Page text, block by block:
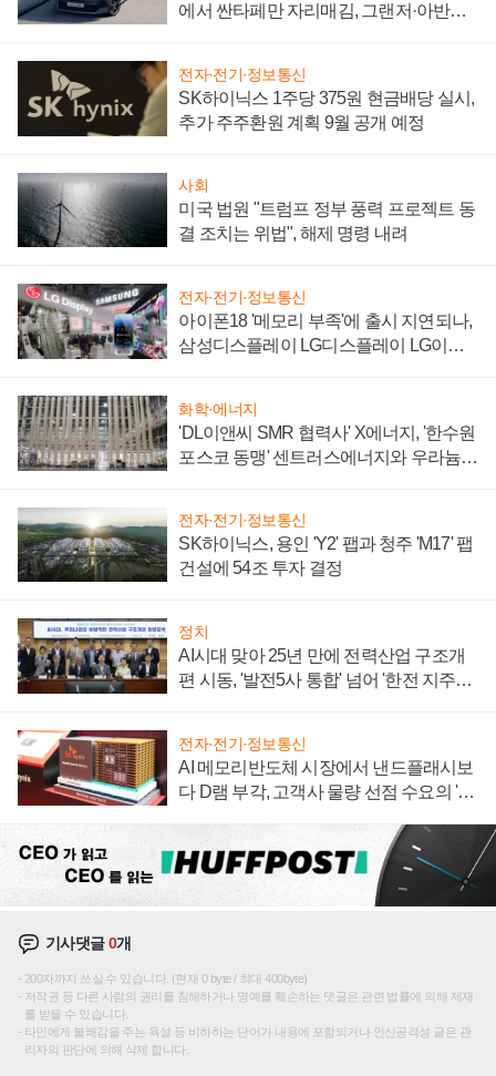
에서 싼타페만 자리매김, 그랜저·아반떼
전자·전기·정보통신
SK하이닉스 1주당 375원 현금배당 실시,
추가 주주환원 계획 9월 공개 예정
사회
미국 법원 "트럼프 정부 풍력 프로젝트 동
결 조치는 위법", 해제 명령 내려
전자·전기·정보통신
아이폰18 '메모리 부족'에 출시 지연되나,
삼성디스플레이 LG디스플레이 LG이노
화학·에너지
'DL이앤씨 SMR 협력사' X에너지, '한수원
포스코 동맹' 센트러스에너지와 우라늄
전자·전기·정보통신
SK하이닉스, 용인 'Y2' 팹과 청주 'M17' 팹
건설에 54조 투자 결정
정치
AI시대 맞아 25년 만에 전력산업 구조개
편 시동, '발전5사 통합' 넘어 '한전 지주사'
전자·전기·정보통신
AI 메모리반도체 시장에서 낸드플래시보
다 D램 부각, 고객사 물량 선점 수요의 '우
기사댓글0개
200자까지 쓰실 수 있습니다. (현재 0 byte / 최대 400byte)
저작권 등 다른 사람의 권리를 침해하거나 명예를 훼손하는 댓글은 관련 법률에 의해 제재
를 받을 수 있습니다.
타인에게 불쾌감을 주는 욕설 등 비하하는 단어가 내용에 포함되거나 인신공격성 글은 관
리자의 판단에 의해 삭제 합니다.